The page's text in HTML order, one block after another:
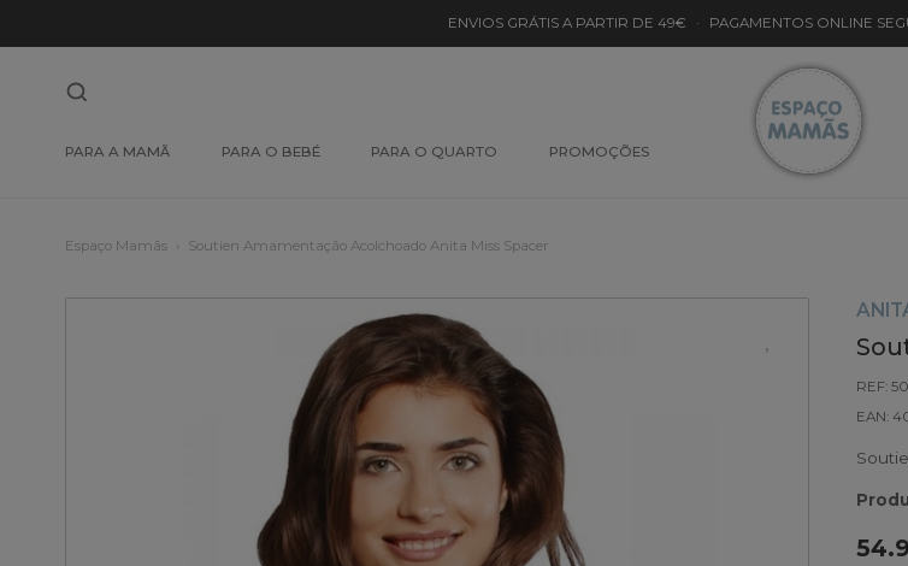
ENVIOS GRÁTIS A PARTIR DE 49€ · PAGAMENTOS ONLINE
PARA A MAMÃ PARA O BEBÉ PARA O QUARTO PROMOÇÕES
Espaço Mamãs Soutien Amamentação Acolchoado Anita Miss Spacer
REF:
EAN: